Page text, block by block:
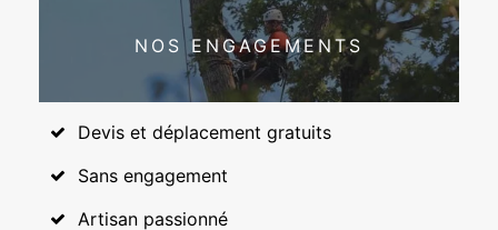
NOS ENGAGEMENTS
Devis et déplacement gratuits
Sans engagement
Artisan passionné